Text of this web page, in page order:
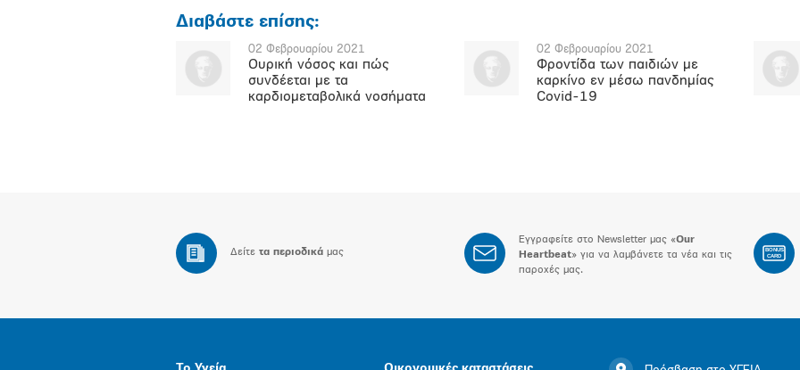
Διαβάστε επίσης:
02 Φεβρουαρίου 2021
Ουρική νόσος και πώς
συνδέεται με τα
καρδιομεταβολικά νοσήματα
02 Φεβρουαρίου 2021
Φροντίδα των παιδιών με
καρκίνο εν μέσω πανδημίας
Covid-19
Δείτε τα περιοδικά μας
Εγγραφείτε στο Newsletter μας «Our
Heartbeat» για να λαμβάνετε τα νέα και τις
παροχές μας.
BONUS
CARD